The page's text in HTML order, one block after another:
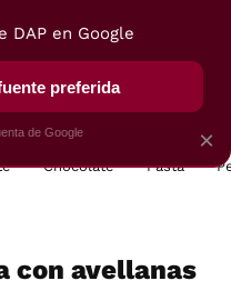
VEGUI
Chocolate Pasta
con avellanas
×
DAP en Google
preferida
de Google